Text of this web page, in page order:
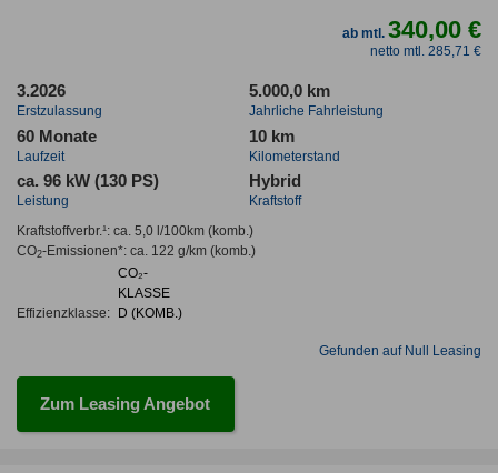
ab mtl.340,00 €
netto mtl. 285,71 €
3.2026
Erstzulassung
5.000,0 km
Jahrliche Fahrleistung
60 Monate
Laufzeit
10 km
Kilometerstand
ca. 96 kW (130 PS)
Leistung
Hybrid
Kraftstoff
Kraftstoffverbr.¹: ca. 5,0 l/100km(komb.)
CO2-Emissionen*: ca. 122 g/km(komb.)
Effizienzklasse:
CO₂-
KLASSE
D (KOMB.)
Gefunden auf Null Leasing
Zum Leasing Angebot